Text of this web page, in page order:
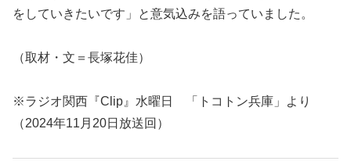
をしていきたいです」と意気込みを語っていました。
（取材・文＝長塚花佳）
※ラジオ関西『Clip』水曜日 「トコトン兵庫」より
（2024年11月20日放送回）